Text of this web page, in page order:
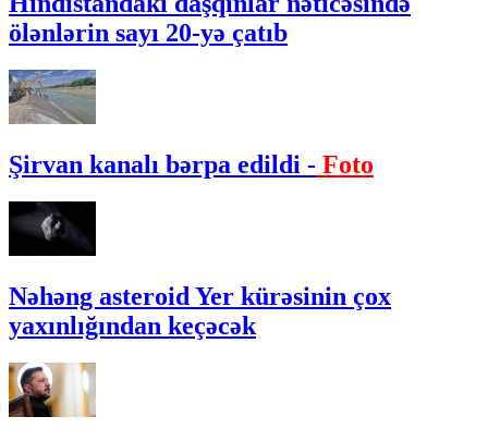
ölənlərin sayı 20-yə çatıb
Şirvan kanalı bərpa edildi - Foto
Nəhəng asteroid Yer kürəsinin çox
yaxınlığından keçəcək